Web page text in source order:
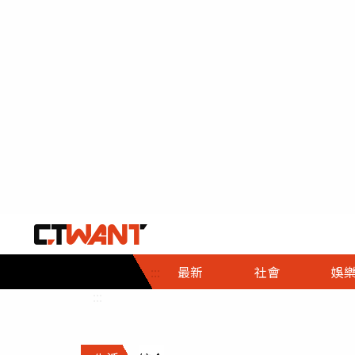
::: 最新 社會
社會首頁
時事
調查
娛樂
娛樂首頁
即時
財經首頁
熱線
政